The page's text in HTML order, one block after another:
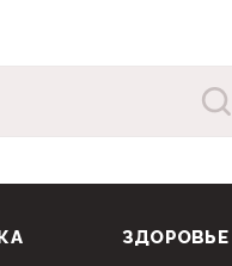
ЗДОРОВЬЕ